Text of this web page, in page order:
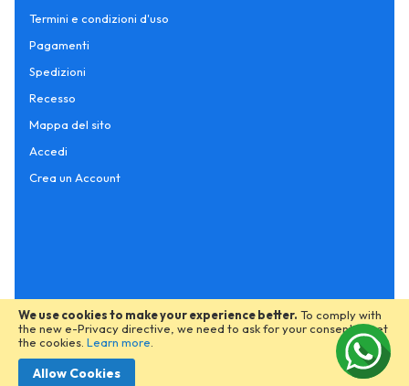
We use cookies to make your experience better. To comply with
the new e-Privacy directive, we need to ask for your consent to set
the cookies. Learn more
Allow Cookies
Termini e condizioni d'uso
Pagamenti
Spedizioni
Recesso
Mappa del sito
Accedi
Crea un Account